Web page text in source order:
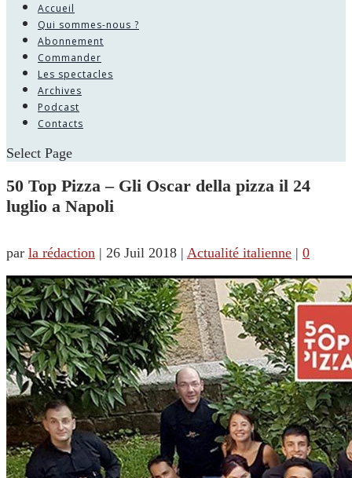
Accueil
Qui sommes-nous ?
Abonnement
Commander
Les spectacles
Archives
Podcast
Contacts
Select Page
50 Top Pizza – Gli Oscar della pizza il 24
luglio a Napoli
par la rédaction | 26 Juil 2018 | Actualité italienne | 0